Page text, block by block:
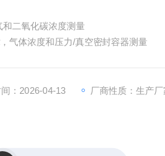
二氧化碳浓度测量
气体浓度和压力/真空密封容器测量
：2026-04-13 厂商性质：生产厂